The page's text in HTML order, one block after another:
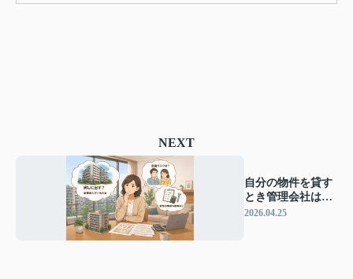
NEXT
自分の物件を貸す
とき管理会社は必
要？入れるべきか
2026.04.25